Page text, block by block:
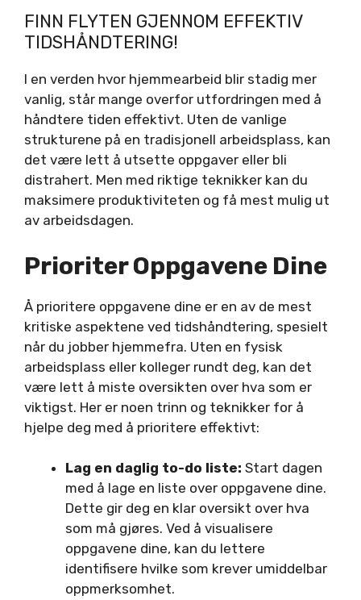
FINN FLYTEN GJENNOM EFFEKTIV
TIDSHÅNDTERING!
I en verden hvor hjemmearbeid blir stadig mer
vanlig, står mange overfor utfordringen med å
håndtere tiden effektivt. Uten de vanlige
strukturene på en tradisjonell arbeidsplass, kan
det være lett å utsette oppgaver eller bli
distrahert. Men med riktige teknikker kan du
maksimere produktiviteten og få mest mulig ut
av arbeidsdagen.
Prioriter Oppgavene Dine
Å prioritere oppgavene dine er en av de mest
kritiske aspektene ved tidshåndtering, spesielt
når du jobber hjemmefra. Uten en fysisk
arbeidsplass eller kolleger rundt deg, kan det
være lett å miste oversikten over hva som er
viktigst. Her er noen trinn og teknikker for å
hjelpe deg med å prioritere effektivt:
Lag en daglig to-do liste: Start dagen
med å lage en liste over oppgavene dine.
Dette gir deg en klar oversikt over hva
som må gjøres. Ved å visualisere
oppgavene dine, kan du lettere
identifisere hvilke som krever umiddelbar
oppmerksomhet.